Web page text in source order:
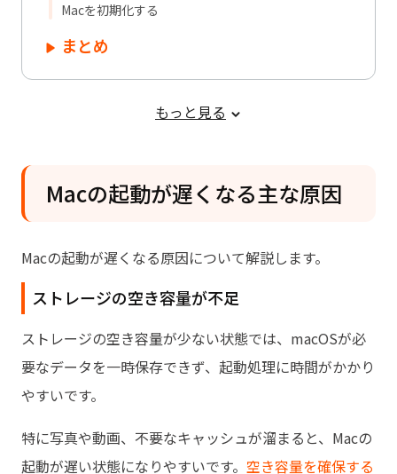
Macを初期化する
まとめ
もっと見る
Macの起動が遅くなる主な原因
Macの起動が遅くなる原因について解説します。
ストレージの空き容量が不足
ストレージの空き容量が少ない状態では、macOSが必
要なデータを一時保存できず、起動処理に時間がかかり
やすいです。
特に写真や動画、不要なキャッシュが溜まると、Macの
起動が遅い状態になりやすいです。 空き容量を確保する